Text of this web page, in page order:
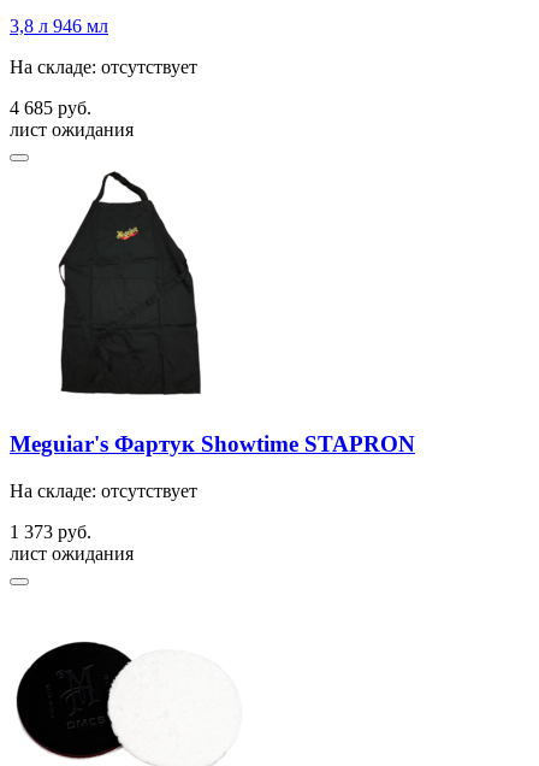
3,8 л 946 мл
На складе: отсутствует
4 685 руб.
лист ожидания
Meguiar's Фартук Showtime STAPRON
На складе: отсутствует
1 373 руб.
лист ожидания